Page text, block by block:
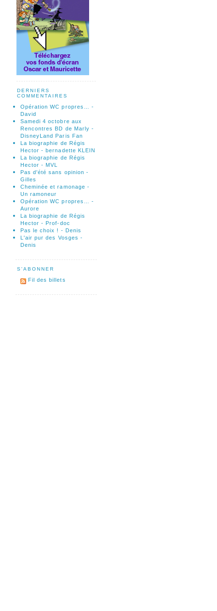
DERNIERS
COMMENTAIRES
Opération WC propres… -
David
Samedi 4 octobre aux
Rencontres BD de Marly -
DisneyLand Paris Fan
La biographie de Régis
Hector - bernadette KLEIN
La biographie de Régis
Hector - MVL
Pas d'été sans opinion -
Gilles
Cheminée et ramonage -
Un ramoneur
Opération WC propres… -
Aurore
La biographie de Régis
Hector - Prof-doc
Pas le choix ! - Denis
L'air pur des Vosges -
Denis
S'ABONNER
Fil des billets